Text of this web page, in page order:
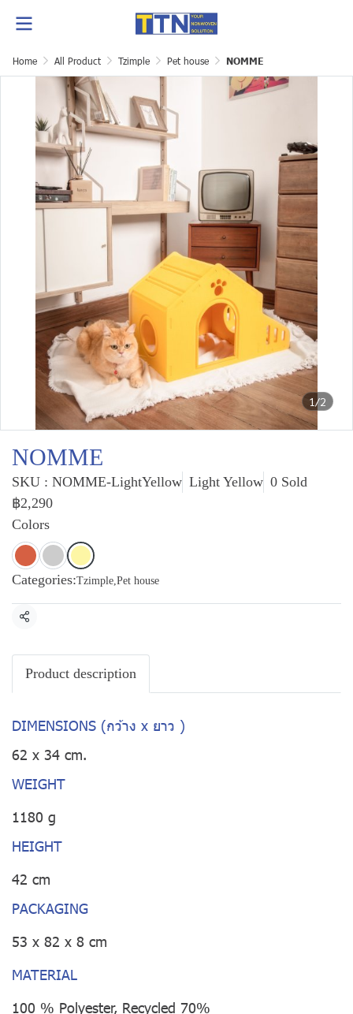
Home All Product Tzimple Pet house NOMME
1/2
NOMME
SKU : NOMME-LightYellow Light Yellow 0 Sold
฿2,290
Colors
Categories:Tzimple,Pet house
Share
Product description
DIMENSIONS (กว้าง x ยาว )
62 x 34 cm.
WEIGHT
1180 g
HEIGHT
42 cm
PACKAGING
53 x 82 x 8 cm
MATERIAL
100 % Polyester, Recycled 70%